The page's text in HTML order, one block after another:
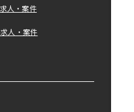
人・案件
人・案件